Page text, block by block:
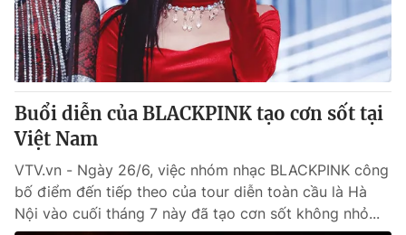
Thị trường 24h Tấm lòng Việt
VTV4 Vươn mình bằng AI
VTV9
Liên hệ tòa soạn English
Buổi diễn của BLACKPINK tạo cơn sốt tại
Việt Nam
VTV.vn - Ngày 26/6, việc nhóm nhạc BLACKPINK công
bố điểm đến tiếp theo của tour diễn toàn cầu là Hà
Nội vào cuối tháng 7 này đã tạo cơn sốt không nhỏ...